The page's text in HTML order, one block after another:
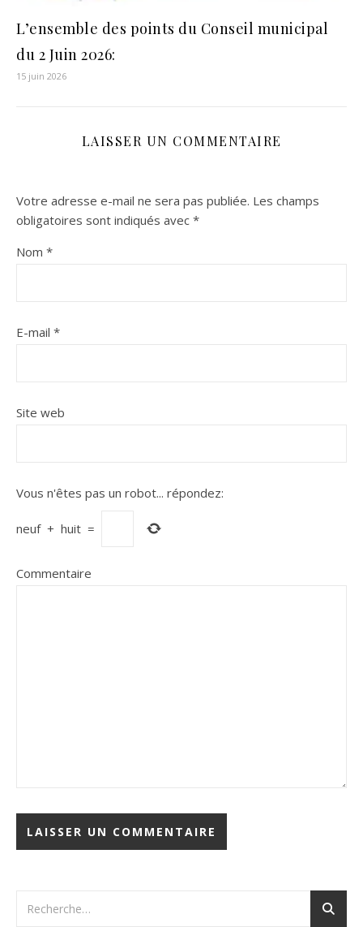
L’ensemble des points du Conseil municipal
du 2 Juin 2026:
15 juin 2026
LAISSER UN COMMENTAIRE
Votre adresse e-mail ne sera pas publiée. Les champs
obligatoires sont indiqués avec *
Nom *
E-mail *
Site web
Vous n'êtes pas un robot... répondez:
neuf + huit =
Commentaire